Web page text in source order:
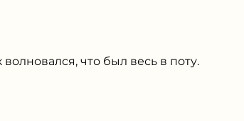
что был весь в поту.